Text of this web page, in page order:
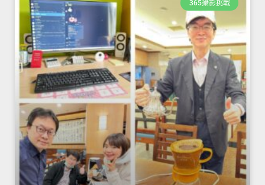
365攝影挑戰